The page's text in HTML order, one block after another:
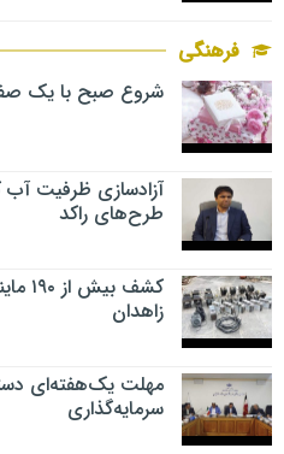
فرهنگی
شروع صبح با یک
آزادسازی ظرفیت آب
طرح‌های راکد
کشف
زاهدان
مهلت یک‌هفته‌ای
سرمایه‌گذاری